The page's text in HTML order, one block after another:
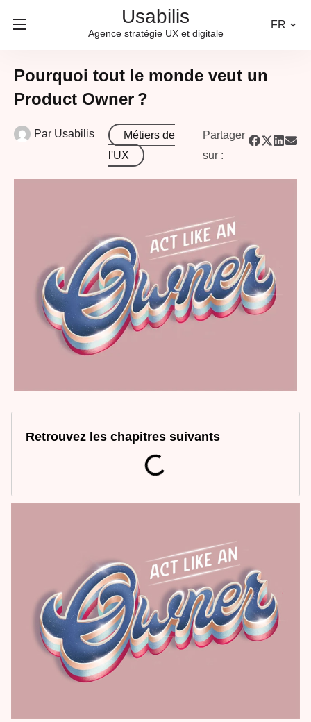
Usabilis
Agence stratégie UX et digitale
FR
Pourquoi tout le monde veut un
Product Owner ?
Par Usabilis
Métiers de
l'UX
Partager
sur :
Retrouvez les chapitres suivants